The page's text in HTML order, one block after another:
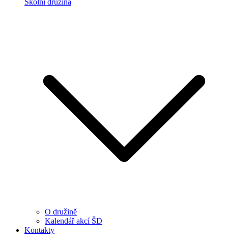
Školní družina
O družině
Kalendář akcí ŠD
Kontakty